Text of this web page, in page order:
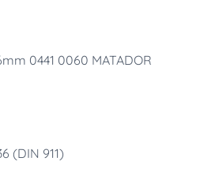
0441 0060 MATADOR
(DIN 911)